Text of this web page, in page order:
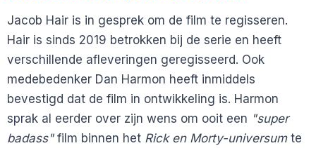
Jacob Hair is in gesprek om de film te regisseren.
Hair is sinds 2019 betrokken bij de serie en heeft
verschillende afleveringen geregisseerd. Ook
medebedenker Dan Harmon heeft inmiddels
bevestigd dat de film in ontwikkeling is. Harmon
sprak al eerder over zijn wens om ooit een "super
badass"film binnen het Rick en Morty-universumte